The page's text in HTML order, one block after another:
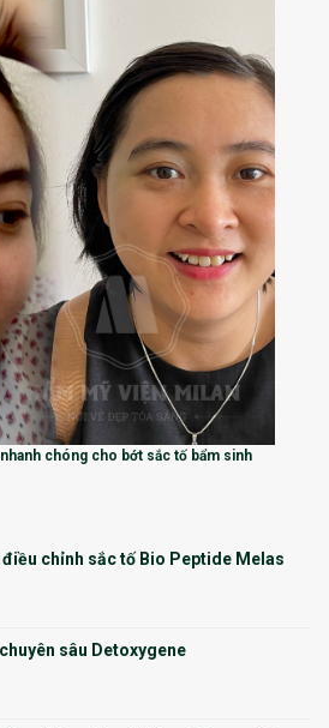
chóng cho bớt sắc tố bẩm sinh
điều chỉnh sắc tố Bio Peptide Melas
sâu Detoxygene